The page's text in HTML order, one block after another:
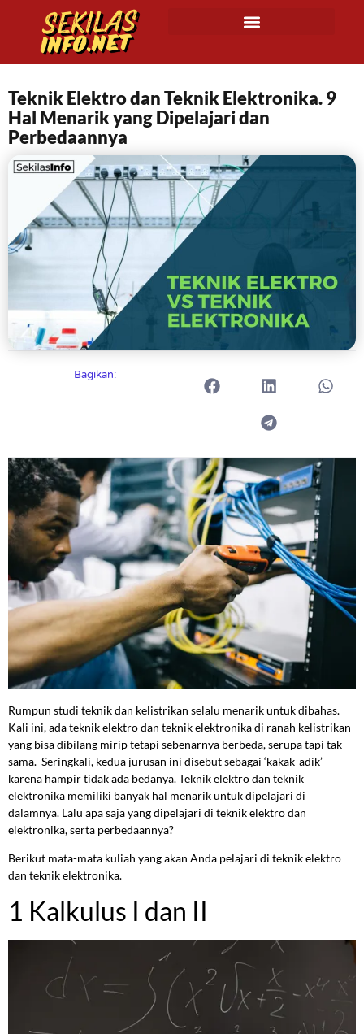
Teknik Elektro dan Teknik Elektronika. 9
Hal Menarik yang Dipelajari dan
Perbedaannya
Bagikan:
Rumpun studi teknik dan kelistrikan selalu menarik untuk dibahas.
Kali ini, ada teknik elektro dan teknik elektronika di ranah kelistrikan
yang bisa dibilang mirip tetapi sebenarnya berbeda, serupa tapi tak
sama. Seringkali, kedua jurusan ini disebut sebagai ‘kakak-adik’
karena hampir tidak ada bedanya. Teknik elektro dan teknik
elektronika memiliki banyak hal menarik untuk dipelajari di
dalamnya. Lalu apa saja yang dipelajari di teknik elektro dan
elektronika, serta perbedaannya?
Berikut mata-mata kuliah yang akan Anda pelajari di teknik elektro
dan teknik elektronika.
1 Kalkulus I dan II